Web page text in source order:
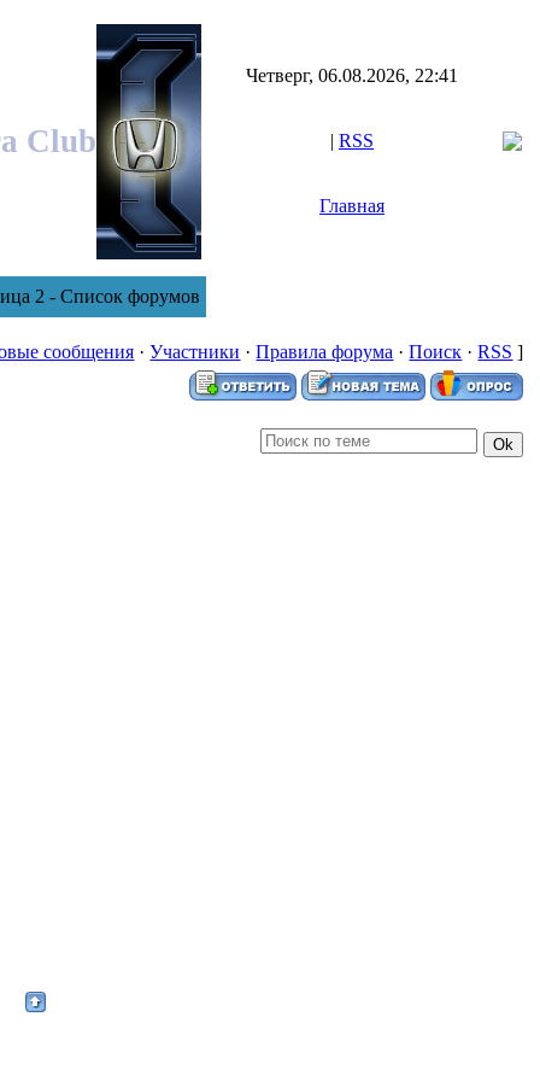
Club
Четверг, 06.08.2026, 22:41
| RSS
Главная
2 - Список форумов
сообщения ·Участники ·Правила форума ·Поиск ·RSS ]